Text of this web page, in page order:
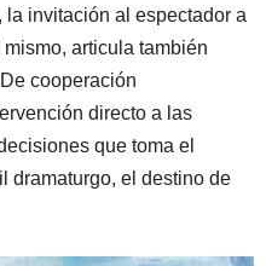
invitación al espectador a
articula también
cooperación
directo a las
que toma el
dramaturgo, el destino de